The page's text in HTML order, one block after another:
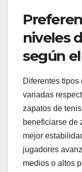
niveles
según
Diferentes
variadas
zapatos de
beneficiarse de
mejor
jugadores
medios o altos